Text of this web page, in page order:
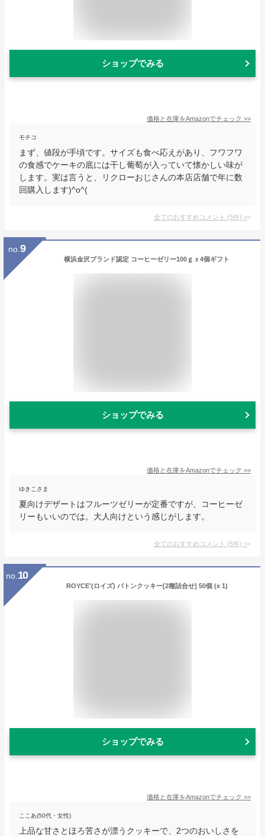
ショップでみる
価格と在庫をAmazonでチェック >>
モチコ
まず、値段が手頃です。サイズも食べ応えがあり、フワフワ
の食感でケーキの底には干し葡萄が入っていて懐かしい味が
します。実は言うと、リクローおじさんの本店店舗で年に数
回購入します)^o^(
全てのおすすめコメント (5件) >
no. 9
横浜金沢ブランド認定 コーヒーゼリー100ｇｘ4個ギフト
ショップでみる
価格と在庫をAmazonでチェック >>
ゆきこさま
夏向けデザートはフルーツゼリーが定番ですが、コーヒーゼ
リーもいいのでは。大人向けという感じがします。
全てのおすすめコメント (5件) >
no. 10
ROYCE'(ロイズ) バトンクッキー[2種詰合せ] 50個 (x 1)
ショップでみる
価格と在庫をAmazonでチェック >>
ここあ(50代・女性)
上品な甘さとほろ苦さが漂うクッキーで、2つのおいしさを